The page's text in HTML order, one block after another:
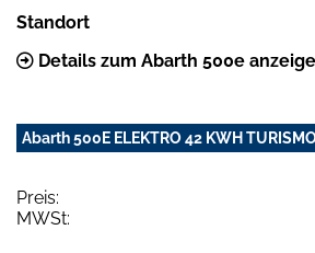
Standort
Details zum Abarth 500e
Abarth 500E ELEKTRO 42 KWH
Preis:
MWSt: